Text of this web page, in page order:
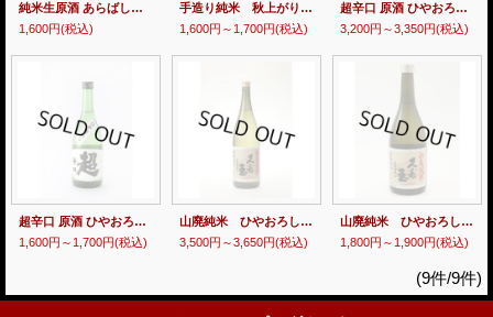
純米生原酒 あらばしり500ml（クリアケース入）（要冷蔵）
1,600円(税込)
手造り純米 秋上がり 720ml
1,600円～1,700円(税込)
超辛口 原酒 ひやおろし1800ml（要冷蔵）
3,200円～3,350円(税込)
超辛口 原酒 ひやおろし720ml（要冷蔵）
1,600円～1,700円(税込)
山廃純米 ひやおろし1800ml（要冷蔵）
3,500円～3,650円(税込)
山廃純米 ひやおろし720ml（要冷蔵）
1,800円～1,900円(税込)
(9件/9件)